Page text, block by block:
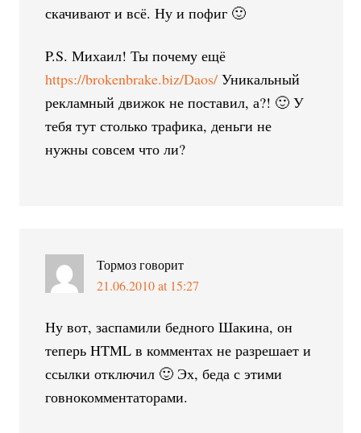
скачивают и всё. Ну и пофиг 🙂
P.S. Михаил! Ты почему ещё
https://brokenbrake.biz/Daos/ Уникальный
рекламный движок не поставил, а?! 🙂 У
тебя тут столько трафика, деньги не
нужны совсем что ли?
Тормоз говорит
21.06.2010 at 15:27
Ну вот, заспамили бедного Шакина, он
теперь HTML в комментах не разрешает и
ссылки отключил 🙂 Эх, беда с этими
говнокомментаторами.